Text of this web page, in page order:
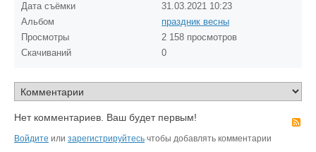
Дата съёмки
31.03.2021 10:23
Альбом
праздник весны
Просмотры
2 158 просмотров
Скачиваний
0
Нет комментариев. Ваш будет первым!
Войдите или зарегистрируйтесь чтобы добавлять комментарии